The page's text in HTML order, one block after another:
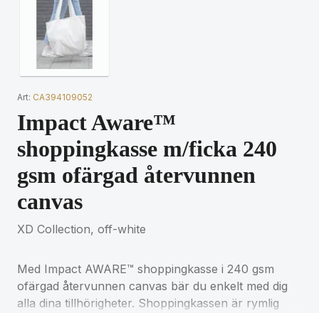
Art: CA394109052
Impact Aware™
shoppingkasse m/ficka 240
gsm ofärgad återvunnen
canvas
XD Collection, off-white
Med Impact AWARE™ shoppingkasse i 240 gsm
ofärgad återvunnen canvas bär du enkelt med dig
alla dina tillhörigheter. Shoppingkassen är rymlig